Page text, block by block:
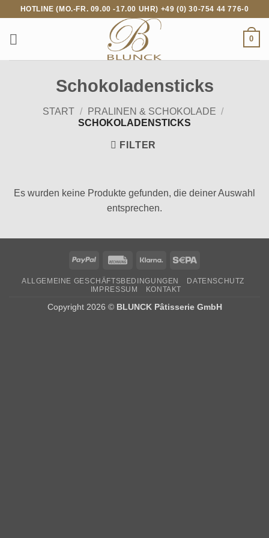
springen
HOTLINE (MO.-FR. 09.00 -17.00 UHR) +49 (0) 30-754 44 776-0
0
Schokoladensticks
START / PRALINEN & SCHOKOLADE /
SCHOKOLADENSTICKS
FILTER
Es wurden keine Produkte gefunden, die deiner Auswahl
entsprechen.
PayPal Rechung Klarna
ALLGEMEINE GESCHÄFTSBEDINGUNGEN
DATENSCHUTZ
IMPRESSUM
KONTAKT
Copyright 2026 © BLUNCK Pâtisserie GmbH